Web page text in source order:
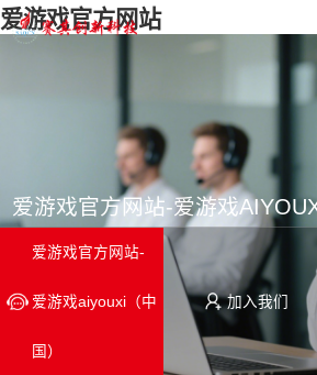
爱游戏官方网站
爱游戏官方网站-爱游戏
爱游戏官方网站-
爱游戏aiyouxi（中
国）
加入我们